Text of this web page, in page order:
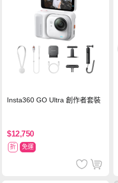
Insta360 GO Ultra 創作者套裝
$12,750
折 免運